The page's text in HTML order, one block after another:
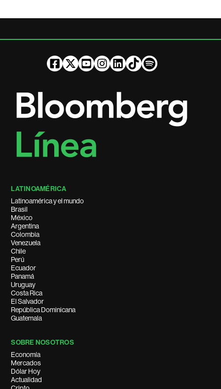
LATINOAMÉRICA
Latinoamérica y el mundo
Brasil
México
Argentina
Colombia
Venezuela
Chile
Perú
Ecuador
Panamá
Uruguay
Costa Rica
El Salvador
República Dominicana
Guatemala
SOBRE NOSOTROS
Economía
Mercados
Dólar Hoy
Actualidad